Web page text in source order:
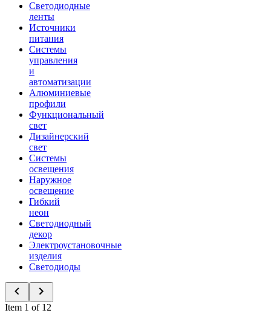
Светодиодные
ленты
Источники
питания
Системы
управления
и
автоматизации
Алюминиевые
профили
Функциональный
свет
Дизайнерский
свет
Системы
освещения
Наружное
освещение
Гибкий
неон
Светодиодный
декор
Электроустановочные
изделия
Светодиоды
Item 1 of 12